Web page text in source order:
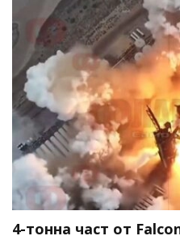
4-тонна част от